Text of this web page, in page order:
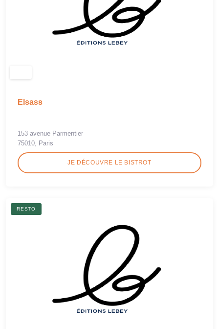
Elsass
153 avenue Parmentier
75010, Paris
JE DÉCOUVRE LE BISTROT
RESTO